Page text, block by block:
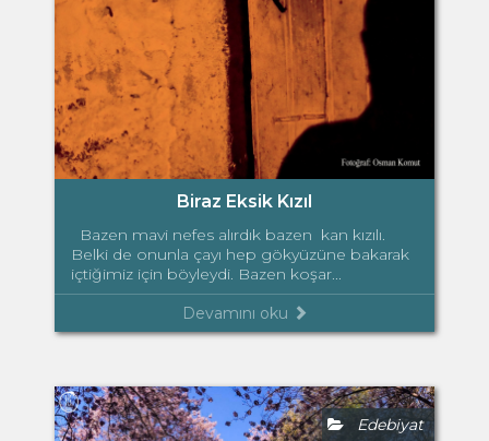
Biraz Eksik Kızıl
Bazen mavi nefes alırdık bazen kan kızılı.
Belki de onunla çayı hep gökyüzüne bakarak
içtiğimiz için böyleydi. Bazen koşar...
Devamını oku
Edebiyat